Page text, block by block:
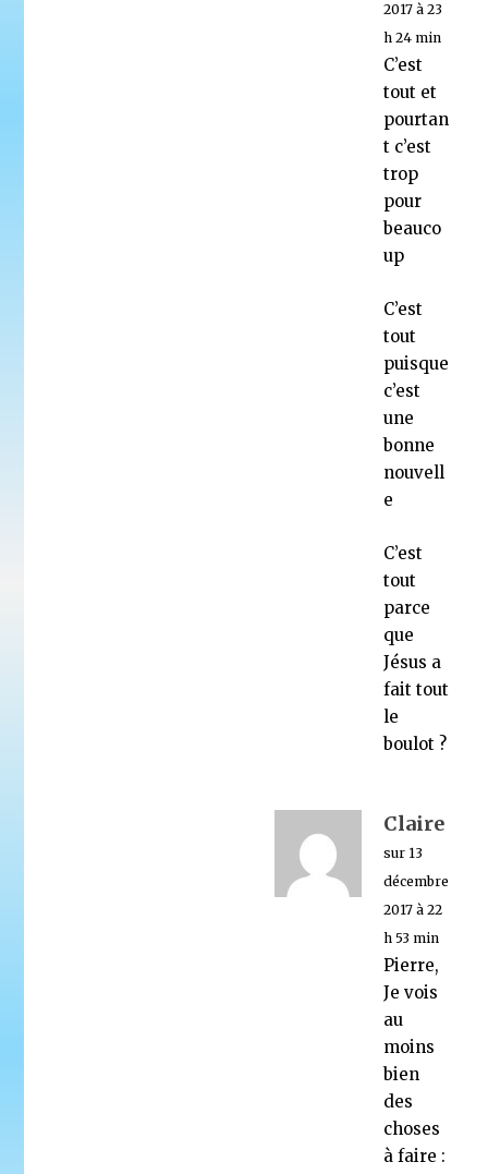
2017 à 23
h 24 min
C’est
tout et
pourtan
t c’est
trop
pour
beauco
up
C’est
tout
puisque
c’est
une
bonne
nouvell
e
C’est
tout
parce
que
Jésus a
fait tout
le
boulot ?
Claire
sur 13
décembre
2017 à 22
h 53 min
Pierre,
Je vois
au
moins
bien
des
choses
à faire :